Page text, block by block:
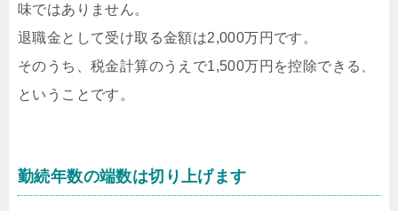
味ではありません。
退職金として受け取る金額は2,000万円です。
そのうち、税金計算のうえで1,500万円を控除できる、
ということです。
勤続年数の端数は切り上げます